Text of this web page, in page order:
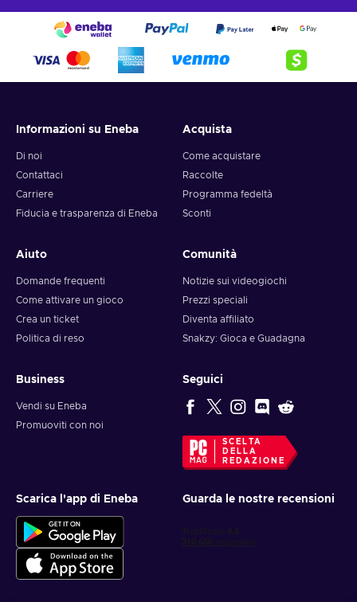
Informazioni su Eneba
Di noi
Contattaci
Carriere
Fiducia e trasparenza di Eneba
Acquista
Come acquistare
Raccolte
Programma fedeltà
Sconti
Aiuto
Domande frequenti
Come attivare un gioco
Crea un ticket
Politica di reso
Comunità
Notizie sui videogiochi
Prezzi speciali
Diventa affiliato
Snakzy: Gioca e Guadagna
Business
Vendi su Eneba
Promuoviti con noi
Seguici
SCELTA
DELLA
REDAZIONE
Scarica l'app di Eneba Guarda le nostre recensioni